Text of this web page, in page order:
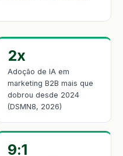
2x
Adoção de IA em
marketing B2B mais que
dobrou desde 2024
(DSMN8, 2026)
9:1